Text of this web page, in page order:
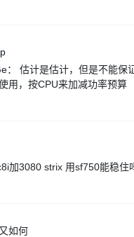
：
估计是估计，但是不能保
用，按CPU来加减功率预算
加3080 strix 用sf750能稳住
如何